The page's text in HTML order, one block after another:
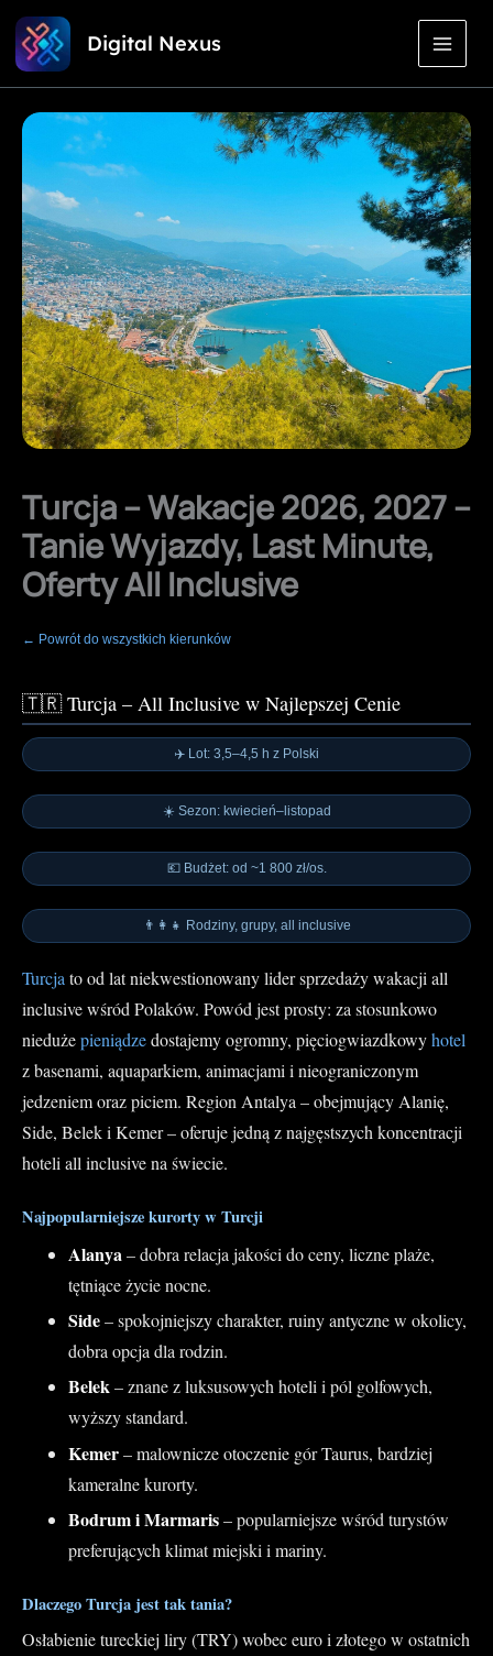
Przejdź
do
treści
Digital Nexus
Turcja – Wakacje 2026, 2027 –
Tanie Wyjazdy, Last Minute,
Oferty All Inclusive
← Powrót do wszystkich kierunków
🇹🇷 Turcja – All Inclusive w Najlepszej Cenie
✈️ Lot: 3,5–4,5 h z Polski
☀️ Sezon: kwiecień–listopad
💶 Budżet: od ~1 800 zł/os.
👨‍👩‍👧 Rodziny, grupy, all inclusive
Turcjato od lat niekwestionowany lider sprzedaży wakacji all
inclusive wśród Polaków. Powód jest prosty: za stosunkowo
niedużepieniądzedostajemy ogromny, pięciogwiazdkowyhotel
z basenami, aquaparkiem, animacjami i nieograniczonym
jedzeniem oraz piciem. Region Antalya – obejmujący Alanię,
Side, Belek i Kemer – oferuje jedną z najgęstszych koncentracji
hoteli all inclusive na świecie.
Najpopularniejsze kurorty w Turcji
Alanya – dobra relacja jakości do ceny, liczne plaże,
tętniące życie nocne.
Side– spokojniejszy charakter, ruiny antyczne w okolicy,
dobra opcja dla rodzin.
Belek– znane z luksusowych hoteli i pól golfowych,
wyższy standard.
Kemer– malownicze otoczenie gór Taurus, bardziej
kameralne kurorty.
Bodrum i Marmaris– popularniejsze wśród turystów
preferujących klimat miejski i mariny.
Dlaczego Turcja jest tak tania?
Osłabienie tureckiej liry (TRY) wobec euro i złotego w ostatnich